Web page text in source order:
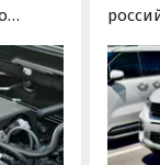
самых
уже с